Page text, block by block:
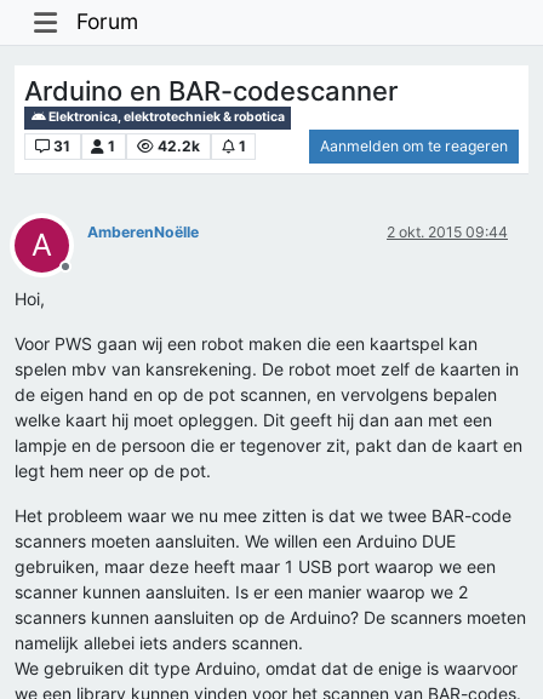
Forum
Arduino en BAR-codescanner
Elektronica, elektrotechniek & robotica
31 1 42.2k 1 Aanmelden om te reageren
A
Offline
AmberenNoëlle 2 okt. 2015 09:44
Hoi,
Voor PWS gaan wij een robot maken die een kaartspel kan
spelen mbv van kansrekening. De robot moet zelf de kaarten in
de eigen hand en op de pot scannen, en vervolgens bepalen
welke kaart hij moet opleggen. Dit geeft hij dan aan met een
lampje en de persoon die er tegenover zit, pakt dan de kaart en
legt hem neer op de pot.
Het probleem waar we nu mee zitten is dat we twee BAR-code
scanners moeten aansluiten. We willen een Arduino DUE
gebruiken, maar deze heeft maar 1 USB port waarop we een
scanner kunnen aansluiten. Is er een manier waarop we 2
scanners kunnen aansluiten op de Arduino? De scanners moeten
namelijk allebei iets anders scannen.
We gebruiken dit type Arduino, omdat dat de enige is waarvoor
we een library kunnen vinden voor het scannen van BAR-codes.